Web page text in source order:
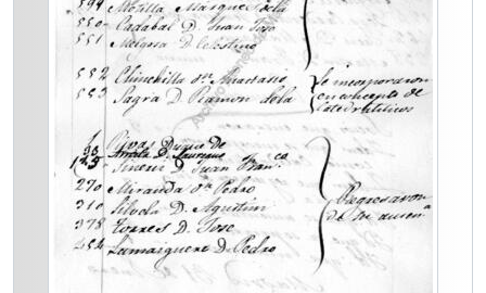
[Subfondo] BIBLIOTECA - Biblioteca
[Subfondo] PUBLICACIONES - Documentación relativa a las publicaciones del Ateneo de Madrid
[Primera división de fondo] SECRETARÍA - Secretaría
[Segunda división de fondo] JUNTA GENERAL - Junta General de socios del Ateneo de Madrid
[Segunda división de fondo] JUNTA DE GOBIERNO - Documentación relativa a la Junta de Gobierno del Ateneo de Madrid